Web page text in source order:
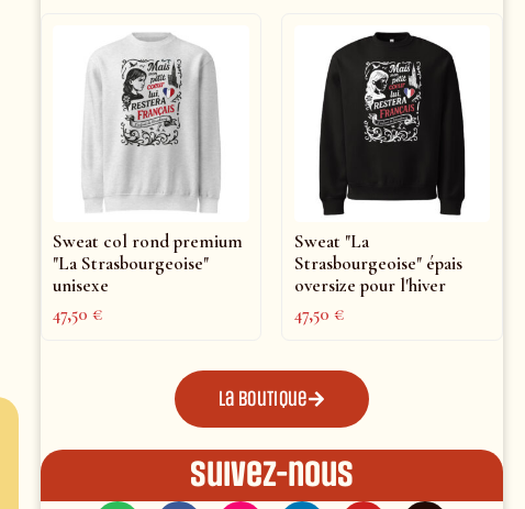
Sweat col rond premium
"La Strasbourgeoise"
unisexe
47,50€
Sweat "La
Strasbourgeoise" épais
oversize pour l'hiver
47,50€
La boutique
Suivez-nous